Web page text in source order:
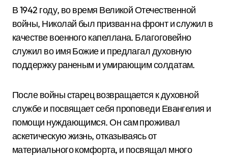
В 1942 году, во время Великой Отечественной
войны, Николай был призван на фронт и служил в
качестве военного капеллана. Благоговейно
служил во имя Божие и предлагал духовную
поддержку раненым и умирающим солдатам.
После войны старец возвращается к духовной
службе и посвящает себя проповеди Евангелия и
помощи нуждающимся. Он сам проживал
аскетическую жизнь, отказываясь от
материального комфорта, и посвящал много